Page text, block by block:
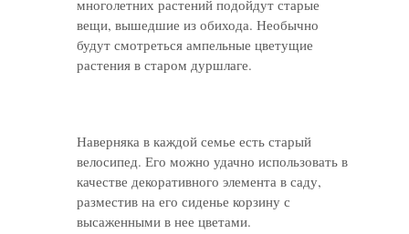
многолетних растений подойдут старые
вещи, вышедшие из обихода. Необычно
будут смотреться ампельные цветущие
растения в старом дуршлаге.
Наверняка в каждой семье есть старый
велосипед. Его можно удачно использовать в
качестве декоративного элемента в саду,
разместив на его сиденье корзину с
высаженными в нее цветами.